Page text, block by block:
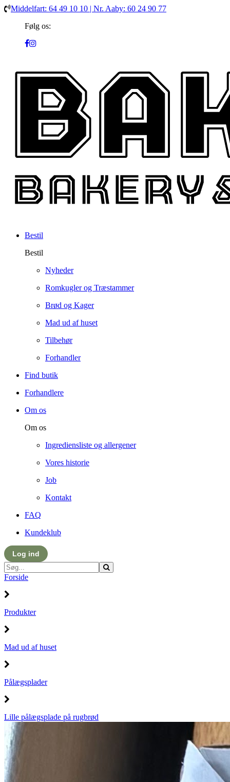
Middelfart: 64 49 10 10 | Nr. Aaby: 60 24 90 77
Følg os:
Bestil
Bestil
Nyheder
Romkugler og Træstammer
Brød og Kager
Mad ud af huset
Tilbehør
Forhandler
Find butik
Forhandlere
Om os
Om os
Ingrediensliste og allergener
Vores historie
Job
Kontakt
FAQ
Kundeklub
Log ind
Forside
Produkter
Mad ud af huset
Pålægsplader
Lille pålægsplade på rugbrød